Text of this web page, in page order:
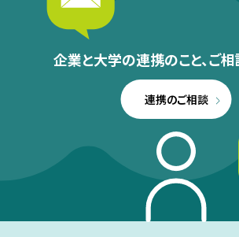
企業と大学の連携のこと、ご相
連携のご相談